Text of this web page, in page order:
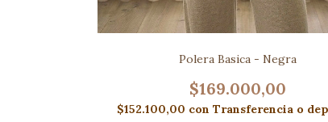
Polera Basica - Negra
$169.000,00
$152.100,00 con Transferencia o